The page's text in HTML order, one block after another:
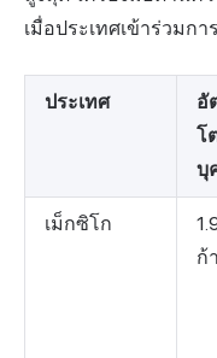
เมื่อประเทศเข้าร่วมก
ประเทศ
อั
โ
บุ
เม็กซิโก
ก้